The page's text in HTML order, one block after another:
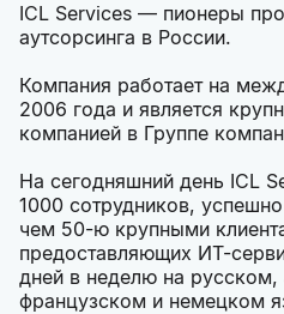
ICL Services — пионеры
аутсорсинга в России.
Компания работает на
2006 года и является
компанией в Группе
На сегодняшний день ICL
1000 сотрудников,
чем 50-ю крупными
предоставляющих ИТ-
дней в неделю на русском,
французском и немецком